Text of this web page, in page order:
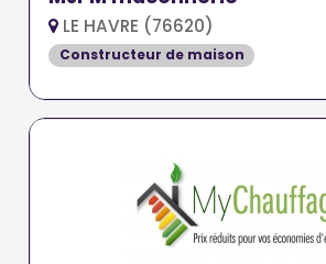
LE HAVRE (76620)
Constructeur de maison